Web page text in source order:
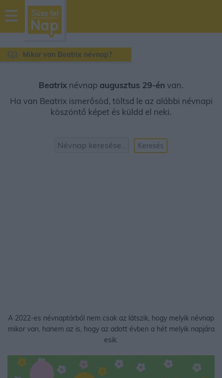
sussfelnap.hu
időjárás
Mikor van Beatrix névnap?
Beatrix névnap augusztus 29-én van.
Ha van Beatrix ismerősöd, töltsd le az alábbi névnapi
köszöntő képet és küldd el neki.
Keresés
A 2022-es névnaptárból nem csak az látszik, hogy melyik névnap
mikor van, hanem az is, hogy az adott évben a hét melyik napjára
esik.